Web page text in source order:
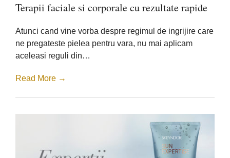
faciale
cu
rapide
Terapii faciale si corporale cu rezultate rapide
Atunci cand vine vorba despre regimul de ingrijire care
ne pregateste pielea pentru vara, nu mai aplicam
aceleasi reguli din…
Read More →